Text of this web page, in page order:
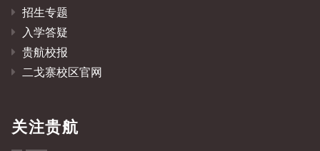
招生专题
入学答疑
贵航校报
二戈寨校区官网
关注贵航